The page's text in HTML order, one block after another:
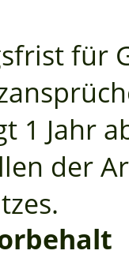
für
1 Jahr
der